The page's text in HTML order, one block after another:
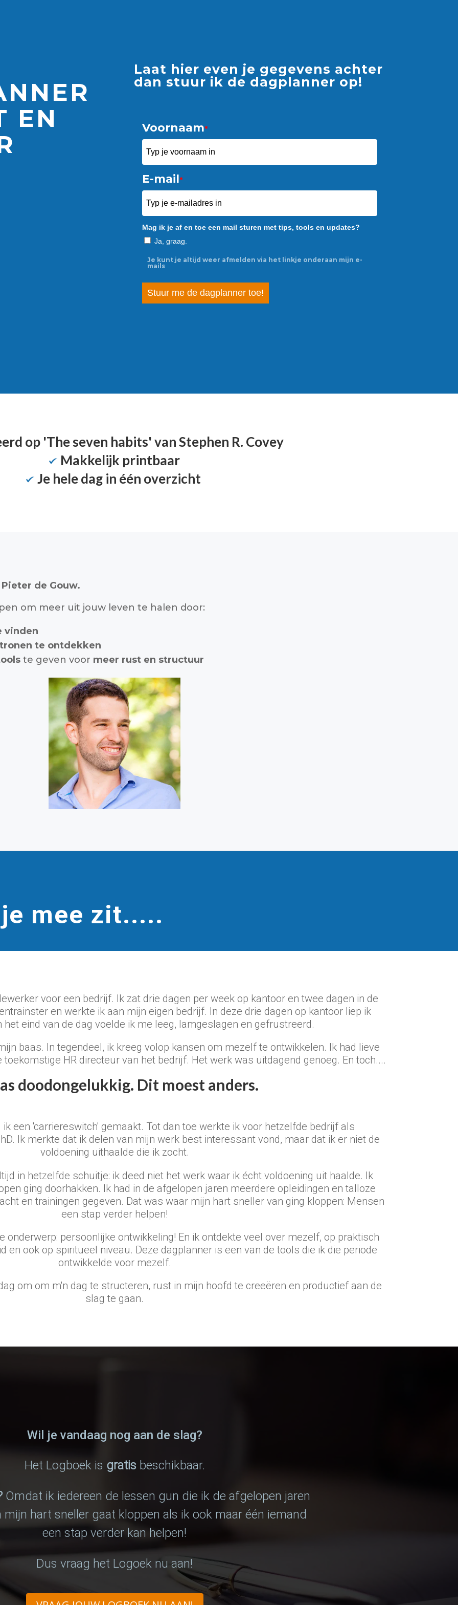
EN
Laat hier even je gegevens achter
dan stuur ik de dagplanner op!
Voornaam*
E-mail*
Mag ik je af en toe een mail sturen met tips, tools en updates?
Ja, graag.
Je kunt je altijd weer afmelden via het linkje onderaan mijn e-
mails
Stuur me de dagplanner toe!
op 'The seven habits' van Stephen R. Covey
Makkelijk printbaar
Je hele dag in één overzicht
de Gouw.
om meer uit jouw leven te halen door:
vinden
te ontdekken
te geven voor meer rust en structuur
mee zit.....
voor een bedrijf. Ik zat drie dagen per week op kantoor en twee dagen in de
en werkte ik aan mijn eigen bedrijf. In deze drie dagen op kantoor liep ik
het eind van de dag voelde ik me leeg, lamgeslagen en gefrustreerd.
baas. In tegendeel, ik kreeg volop kansen om mezelf te ontwikkelen. Ik had lieve
HR directeur van het bedrijf. Het werk was uitdagend genoeg. En toch....
doodongelukkig. Dit moest anders.
een 'carriereswitch' gemaakt. Tot dan toe werkte ik voor hetzelfde bedrijf als
Ik merkte dat ik delen van mijn werk best interessant vond, maar dat ik er niet de
voldoening uithaalde die ik zocht.
in hetzelfde schuitje: ik deed niet het werk waar ik écht voldoening uit haalde. Ik
ging doorhakken. Ik had in de afgelopen jaren meerdere opleidingen en talloze
en trainingen gegeven. Dat was waar mijn hart sneller van ging kloppen: Mensen
een stap verder helpen!
onderwerp: persoonlijke ontwikkeling! En ik ontdekte veel over mezelf, op praktisch
en ook op spiritueel niveau. Deze dagplanner is een van de tools die ik die periode
ontwikkelde voor mezelf.
om om m'n dag te structeren, rust in mijn hoofd te creeëren en productief aan de
slag te gaan.
Wil je vandaag nog aan de slag?
Het Logboek is gratis beschikbaar.
Omdat ik iedereen de lessen gun die ik de afgelopen jaren
mijn hart sneller gaat kloppen als ik ook maar één iemand
een stap verder kan helpen!
Dus vraag het Logoek nu aan!